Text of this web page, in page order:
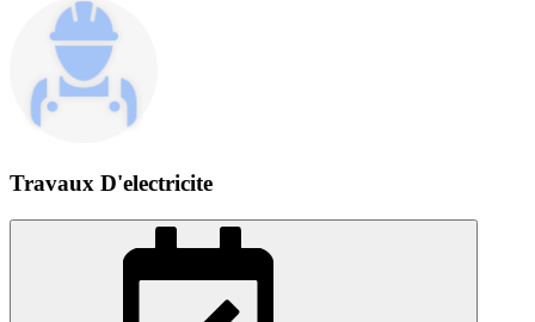
Travaux D'electricite